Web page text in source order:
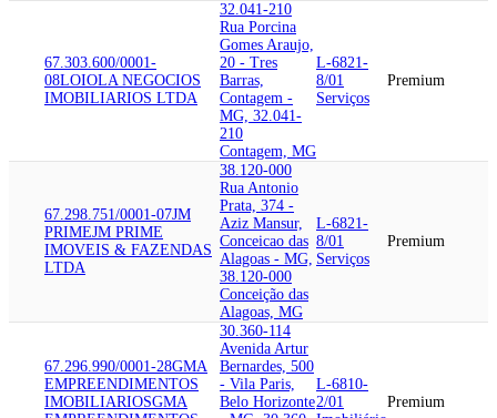
67.303.600/0001-
08LOIOLA NEGOCIOS
IMOBILIARIOS LTDA
32.041-210
Rua Porcina
Gomes Araujo,
20 - Tres
Barras,
Contagem -
MG, 32.041-
210
Contagem, MG
L-6821-
8/01
Serviços
Premium
67.298.751/0001-07JM
PRIMEJM PRIME
IMOVEIS & FAZENDAS
LTDA
38.120-000
Rua Antonio
Prata, 374 -
Aziz Mansur,
Conceicao das
Alagoas - MG,
38.120-000
Conceição das
Alagoas, MG
L-6821-
8/01
Serviços
Premium
67.296.990/0001-28GMA
EMPREENDIMENTOS
IMOBILIARIOSGMA
30.360-114
Avenida Artur
Bernardes, 500
- Vila Paris,
Belo Horizonte
L-6810-
2/01
Premium